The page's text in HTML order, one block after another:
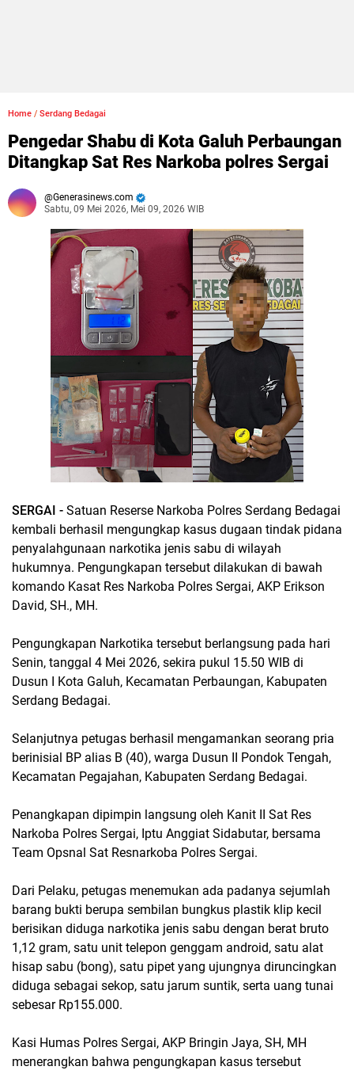
Home / Serdang Bedagai
Pengedar Shabu di Kota Galuh Perbaungan
Ditangkap Sat Res Narkoba polres Sergai
Generasinews.com
Sabtu, 09 Mei 2026, Mei 09, 2026 WIB
SERGAI - Satuan Reserse Narkoba Polres Serdang Bedagai
kembali berhasil mengungkap kasus dugaan tindak pidana
penyalahgunaan narkotika jenis sabu di wilayah
hukumnya. Pengungkapan tersebut dilakukan di bawah
komando Kasat Res Narkoba Polres Sergai, AKP Erikson
David, SH., MH.
Pengungkapan Narkotika tersebut berlangsung pada hari
Senin, tanggal 4 Mei 2026, sekira pukul 15.50 WIB di
Dusun I Kota Galuh, Kecamatan Perbaungan, Kabupaten
Serdang Bedagai.
Selanjutnya petugas berhasil mengamankan seorang pria
berinisial BP alias B (40), warga Dusun II Pondok Tengah,
Kecamatan Pegajahan, Kabupaten Serdang Bedagai.
Penangkapan dipimpin langsung oleh Kanit II Sat Res
Narkoba Polres Sergai, Iptu Anggiat Sidabutar, bersama
Team Opsnal Sat Resnarkoba Polres Sergai.
Dari Pelaku, petugas menemukan ada padanya sejumlah
barang bukti berupa sembilan bungkus plastik klip kecil
berisikan diduga narkotika jenis sabu dengan berat bruto
1,12 gram, satu unit telepon genggam android, satu alat
hisap sabu (bong), satu pipet yang ujungnya diruncingkan
diduga sebagai sekop, satu jarum suntik, serta uang tunai
sebesar Rp155.000.
Kasi Humas Polres Sergai, AKP Bringin Jaya, SH, MH
menerangkan bahwa pengungkapan kasus tersebut